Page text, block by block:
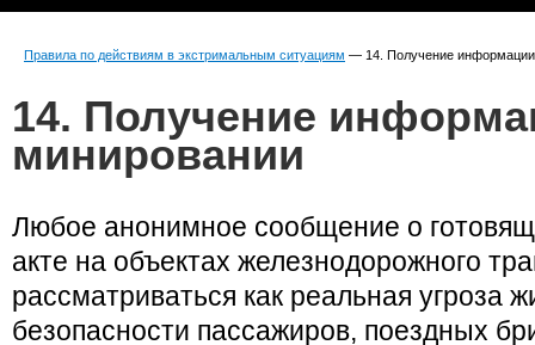
Правила по действиям в экстримальным ситуациям — 14. Получение
14. Получение
минировании
Любое анонимное сообщение о
акте на объек­тах железнодорожного
рассматриваться как реальная угроза
безопасности пассажиров, поездных